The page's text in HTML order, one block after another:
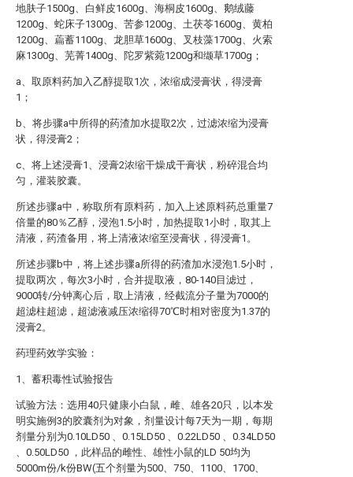
地肤子1500g、白鲜皮1600g、海桐皮1600g、鹅绒藤
1200g、蛇床子1300g、苦参1200g、土茯苓1600g、黄柏
1200g、萹蓄1100g、龙胆草1600g、叉枝藻1700g、火索
麻1300g、芜菁1400g、陀罗紫菀1200g和缬草1700g；
a、取原料药加入乙醇提取1次，浓缩成浸膏状，得浸膏
1；
b、将步骤a中所得的药渣加水提取2次，过滤浓缩为浸膏
状，得浸膏2；
c、将上述浸膏1、浸膏2浓缩干燥成干膏状，粉碎混合均
匀，灌装胶囊。
所述步骤a中，称取所有原料药，加入上述原料药总重量7
倍量的80％乙醇，浸泡1.5小时，加热提取1小时，取其上
清液，药渣备用，将上清液浓缩至浸膏状，得浸膏1。
所述步骤b中，将上述步骤a所得的药渣加水浸泡1.5小时，
提取两次，每次3小时，合并提取液，80-140目滤过，
9000转/分钟离心后，取上清液，经截流分子量为7000的
超滤柱超滤，超滤液减压浓缩得70℃时相对密度为1.37的
浸膏2。
药理药效学实验：
1、蓄积毒性试验报告
试验方法：选用40只健康小白鼠，雌、雄各20只，以本发
明实施例3的胶囊剂为对象，剂量设计每7天为一期，每期
剂量分别为0.10LD50 、0.15LD50 、0.22LD50 、0.34LD50
、0.50LD50 ，此样品的雌性、雄性小鼠的LD 50均为
5000m份/k份BW(五个剂量为500、750、1100、1700、